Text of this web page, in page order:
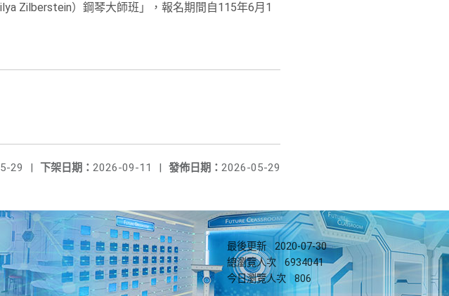
Zilberstein）鋼琴大師班」，報名期間自115年6月1
發佈日期： 2026-05-29
下架日期： 2026-09-11 |
29 |
最後更新
2020-07-30
總瀏覽人次
6934041
今日瀏覽人次
806